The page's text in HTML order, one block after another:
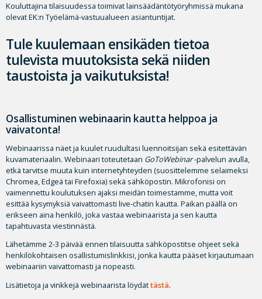
Kouluttajina tilaisuudessa toimivat lainsäädäntötyöryhmissä mukana
olevat EK:n Työelämä-vastuualueen asiantuntijat.
Tule kuulemaan ensikäden tietoa
tulevista muutoksista sekä niiden
taustoista ja vaikutuksista!
Osallistuminen webinaarin kautta helppoa ja
vaivatonta!
Webinaarissa näet ja kuulet ruudultasi luennoitsijan sekä esitettävän
kuvamateriaalin. Webinaari toteutetaan GoToWebinar-palvelun avulla,
etkä tarvitse muuta kuin internetyhteyden (suosittelemme selaimeksi
Chromea, Edgeä tai Firefoxia) sekä sähköpostin. Mikrofonisi on
vaimennettu koulutuksen ajaksi meidän toimestamme, mutta voit
esittää kysymyksiä vaivattomasti live-chatin kautta. Paikan päällä on
erikseen aina henkilö, joka vastaa webinaarista ja sen kautta
tapahtuvasta viestinnästä.
Lähetämme 2-3 päivää ennen tilaisuutta sähköpostitse ohjeet sekä
henkilökohtaisen osallistumislinkkisi, jonka kautta pääset kirjautumaan
webinaariin vaivattomasti ja nopeasti.
Lisätietoja ja vinkkejä webinaarista löydättästä.